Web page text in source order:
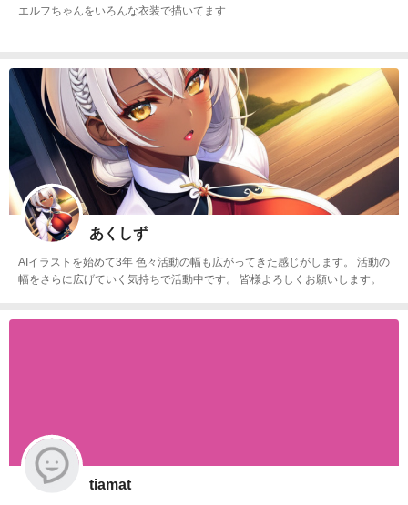
エルフちゃんをいろんな衣装で描いてます
あくしず
AIイラストを始めて3年 色々活動の幅も広がってきた感じがします。 活動の
幅をさらに広げていく気持ちで活動中です。 皆様よろしくお願いします。
tiamat